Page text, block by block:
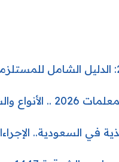
بالتفصيل الكامل
في السعودية..